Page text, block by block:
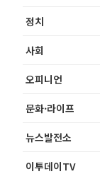
정치
사회
오피니언
문화·라이프
뉴스발전소
이투데이TV